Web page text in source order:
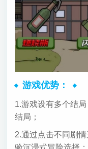
游戏优势：
1.游戏设有多个结
结局；
2.通过点击不同剧
验沉浸式冒险选择；